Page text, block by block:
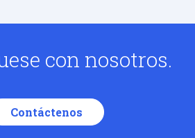
con nosotros.
Contáctenos